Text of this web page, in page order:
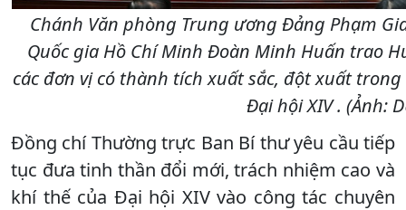
Chánh Văn phòng Trung ương Đảng Phạm
Quốc gia Hồ Chí Minh Đoàn Minh Huấn trao
các đơn vị có thành tích xuất sắc, đột xuất
Đại hội XIV . (Ảnh:
Đồng chí Thường trực Ban Bí thư yêu cầu tiếp
tục đưa tinh thần đổi mới, trách nhiệm cao và
khí thế của Đại hội XIV vào công tác chuyên